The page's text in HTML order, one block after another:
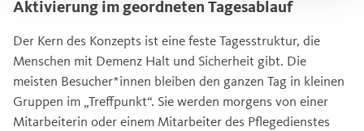
Aktivierung im geordneten Tagesablauf
Der Kern des Konzepts ist eine feste Tagesstruktur, die
Menschen mit Demenz Halt und Sicherheit gibt. Die
meisten Besucher*innen bleiben den ganzen Tag in kleinen
Gruppen im „Treffpunkt“. Sie werden morgens von einer
Mitarbeiterin oder einem Mitarbeiter des Pflegedienstes